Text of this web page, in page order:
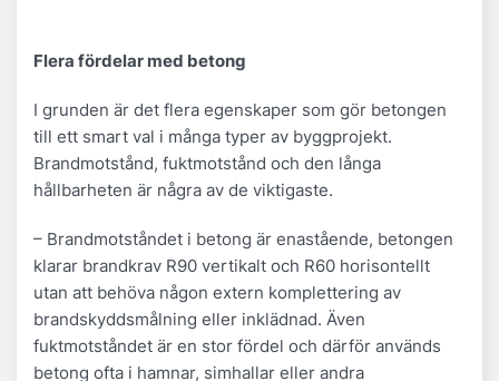
Flera fördelar med betong
I grunden är det flera egenskaper som gör betongen
till ett smart val i många typer av byggprojekt.
Brandmotstånd, fuktmotstånd och den långa
hållbarheten är några av de viktigaste.
– Brandmotståndet i betong är enastående, betongen
klarar brandkrav R90 vertikalt och R60 horisontellt
utan att behöva någon extern komplettering av
brandskyddsmålning eller inklädnad. Även
fuktmotståndet är en stor fördel och därför används
betong ofta i hamnar, simhallar eller andra